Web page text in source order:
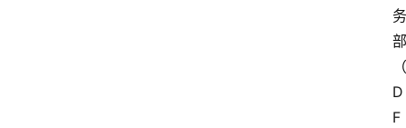
务
部
（
D
F